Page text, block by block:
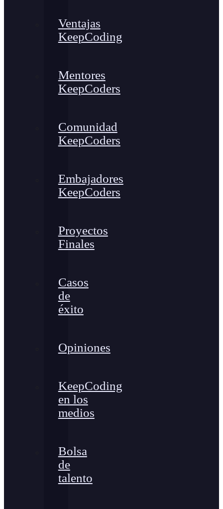
Ventajas
KeepCoding
Mentores
KeepCoders
Comunidad
KeepCoders
Embajadores
KeepCoders
Proyectos
Finales
Casos
de
éxito
Opiniones
KeepCoding
en los
medios
Bolsa
de
talento